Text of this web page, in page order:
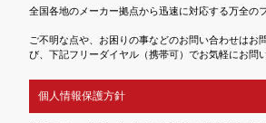
全国各地のメーカー拠点から迅速に対応する万全の
ご不明な点や、お困りの事などのお問い合わせはお
び、下記フリーダイヤル（携帯可）でお気軽にお問
個人情報保護方針